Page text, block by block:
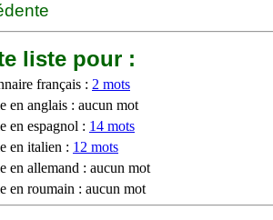
liste pour :
français : 2 mots
en anglais : aucun mot
en espagnol : 14 mots
en italien : 12 mots
en allemand : aucun mot
en roumain : aucun mot